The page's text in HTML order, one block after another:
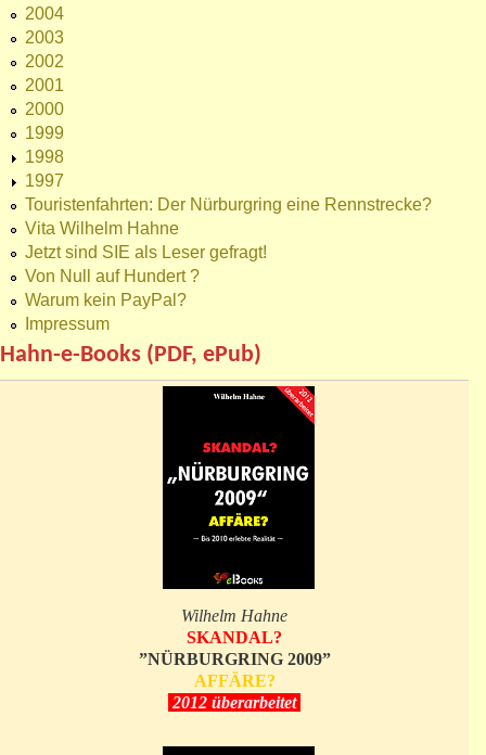
2004
2003
2002
2001
2000
1999
1998
1997
Touristenfahrten: Der Nürburgring eine Rennstrecke?
Vita Wilhelm Hahne
Jetzt sind SIE als Leser gefragt!
Von Null auf Hundert ?
Warum kein PayPal?
Impressum
Hahn-e-Books (PDF, ePub)
Wilhelm Hahne
SKANDAL?
”NÜRBURGRING 2009”
AFFÄRE?
2012 überarbeitet